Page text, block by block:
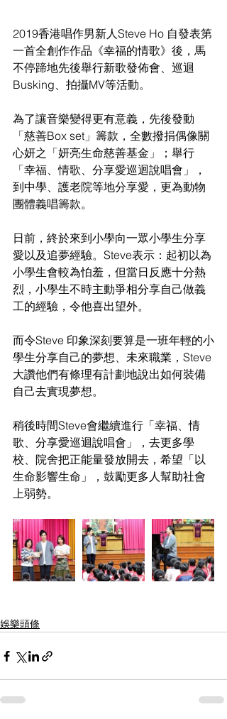
2019香港唱作男新人Steve Ho 自發表第
一首全創作作品《幸福的情歌》後，馬
不停蹄地先後舉行新歌發佈會、巡迴
Busking、拍攝MV等活動。
為了讓音樂變得更有意義，先後發動
「慈善Box set」籌款，全數撥捐偶像關
心妍之「妍亮生命慈善基金」；舉行
「幸福、情歌、分享愛巡迴說唱會」，
到中學、護老院等地分享愛，更為動物
團體義唱籌款。
日前，終於來到小學向一眾小學生分享
愛以及追夢經驗。Steve表示：起初以為
小學生會較為怕羞，但當日反應十分熱
烈，小學生不時主動爭相分享自己做義
工的經驗，令他喜出望外。
而令Steve 印象深刻要算是一班年輕的小
學生分享自己的夢想、未來職業，Steve
大讚他們有條理有計劃地說出如何裝備
自己去實現夢想。
稍後時間Steve會繼續進行「幸福、情
歌、分享愛巡迴說唱會」，去更多學
校、院舍把正能量發放開去，希望「以
生命影響生命」，鼓勵更多人幫助社會
上弱勢。
娛樂頭條